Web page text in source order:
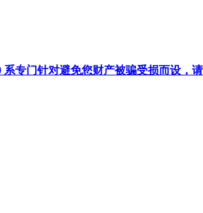
专门针对避免您财产被骗受损而设，